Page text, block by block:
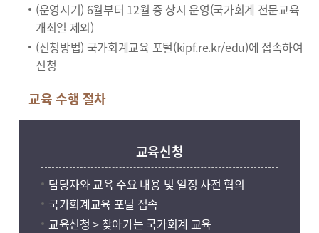
(운영시기) 6월부터 12월 중 상시 운영(국가회계 전문교육
개최일 제외)
(신청방법) 국가회계교육 포털(kipf.re.kr/edu)에 접속하여
신청
교육 수행 절차
교육신청
담당자와 교육 주요 내용 및 일정 사전 협의
국가회계교육 포털 접속
교육신청 > 찾아가는 국가회계 교육